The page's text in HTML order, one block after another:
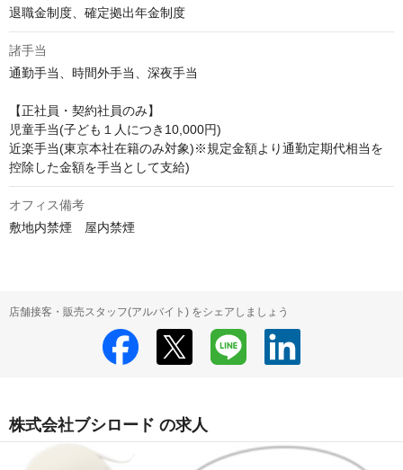
退職金制度、確定拠出年金制度
諸手当
通勤手当、時間外手当、深夜手当
【正社員・契約社員のみ】
児童手当(子ども１人につき10,000円)
近楽手当(東京本社在籍のみ対象)※規定金額より通勤定期代相当を
控除した金額を手当として支給)
オフィス備考
敷地内禁煙　屋内禁煙
店舗接客・販売スタッフ(アルバイト) をシェアしましょう
株式会社ブシロード の求人